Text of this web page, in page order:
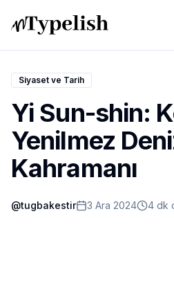
Dünya
Film ve Dizi
Kültür ve Sanat
Sağlık
Siyaset ve Tarih
Yi Sun-shin:
Yenilmez
Kahramanı
@tugbakestir 3 Ara 2024 4 dk